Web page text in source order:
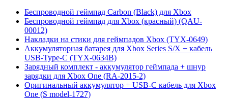
Беспроводной геймпад Carbon (Black) для Xbox
Беспроводной геймпад для Xbox (красный) (QAU-
00012)
Накладки на стики для геймпадов Xbox (TYX-0649)
Аккумуляторная батарея для Xbox Series S/X + кабель
USB-Type-C (TYX-0634B)
Зарядный комплект - аккумулятор геймпада + шнур
зарядки для Xbox One (RA-2015-2)
Оригинальный аккумулятор + USB-C кабель для Xbox
One (S model-1727)